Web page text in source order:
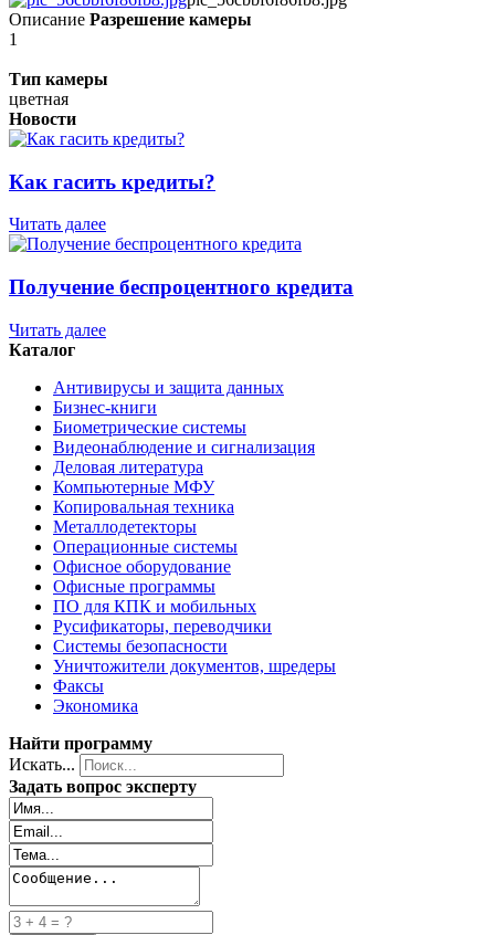
Описание Разрешение камеры
1
Тип камеры
цветная
Новости
Как гасить кредиты?
Читать далее
Получение беспроцентного кредита
Читать далее
Каталог
Антивирусы и защита данных
Бизнес-книги
Биометрические системы
Видеонаблюдение и сигнализация
Деловая литература
Компьютерные МФУ
Копировальная техника
Металлодетекторы
Операционные системы
Офисное оборудование
Офисные программы
ПО для КПК и мобильных
Русификаторы, переводчики
Системы безопасности
Уничтожители документов, шредеры
Факсы
Экономика
Найти программу
Искать...
Задать вопрос эксперту